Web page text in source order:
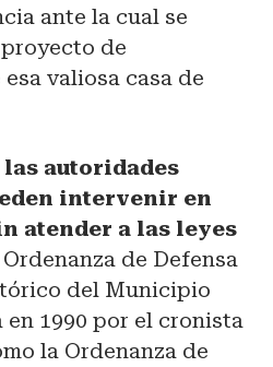
ante la cual se
de
valiosa casa de
las autoridades
intervenir en
atender a las leyes
de Defensa
del Municipio
en 1990 por el cronista
la Ordenanza de